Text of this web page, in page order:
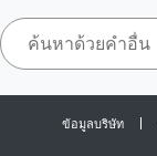
ข้อมูลบริษัท